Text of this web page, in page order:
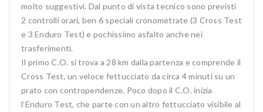
molto suggestivi. Dal punto di vista tecnico sono previsti
2 controlli orari, ben 6 speciali cronometrate (3 Cross Test
e 3 Enduro Test) e pochissimo asfalto anche nei
trasferimenti.
Il primo C.O. si trova a 28 km dalla partenza e comprende il
Cross Test, un veloce fettucciato da circa 4 minuti su un
prato con contropendenze. Poco dopo il C.O. inizia
l’Enduro Test, che parte con un altro fettucciato visibile al